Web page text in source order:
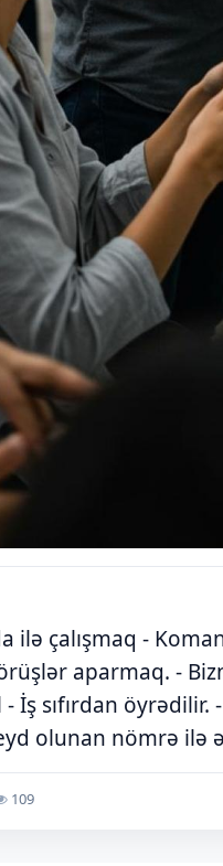
ilə çalışmaq -
aparmaq. -
İş sıfırdan öyrədilir.
olunan nömrə ilə
109